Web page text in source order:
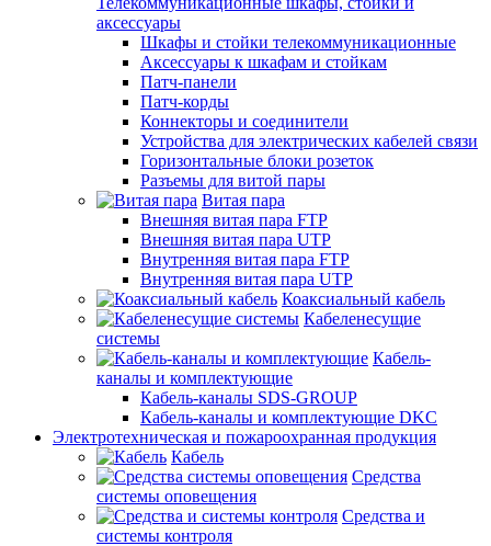
аксессуары
Шкафы и стойки телекоммуникационные
Аксессуары к шкафам и стойкам
Патч-панели
Патч-корды
Коннекторы и соединители
Устройства для электрических кабелей связи
Горизонтальные блоки розеток
Разъемы для витой пары
Витая пара
Внешняя витая пара FTP
Внешняя витая пара UTP
Внутренняя витая пара FTP
Внутренняя витая пара UTP
Коаксиальный кабель
Кабеленесущие
системы
Кабель-
каналы и комплектующие
Кабель-каналы SDS-GROUP
Кабель-каналы и комплектующие DKC
Электротехническая и пожароохранная продукция
Кабель
Средства
системы оповещения
Средства и
системы контроля